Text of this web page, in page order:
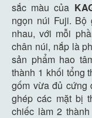
sắc màu của
ngọn núi Fuji.
nhau, với mỗi
chân núi, nắp là
sản phẩm hao
thành 1 khối tổng
gốm vừa đủ cứng
ghép các mặt bị
chiếc làm 2